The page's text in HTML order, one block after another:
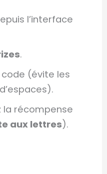
l’interface
.
(évite les
la récompense
aux lettres).